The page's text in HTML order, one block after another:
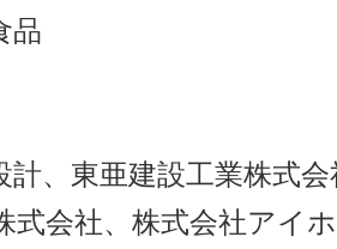
品
計、東亜建設工業株式
式会社、株式会社アイ